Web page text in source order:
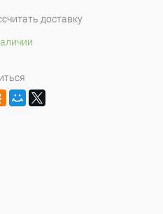
доставку